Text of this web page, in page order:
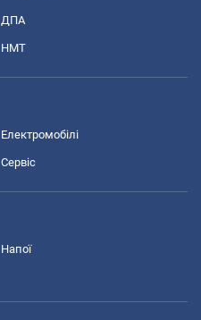
ДПА
НМТ
Електромобілі
Сервіс
Напої